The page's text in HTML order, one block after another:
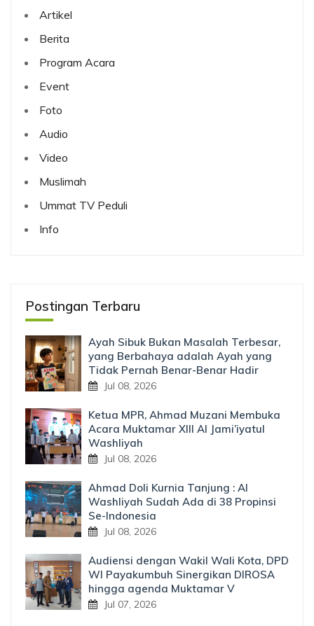
Artikel
Berita
Program Acara
Event
Foto
Audio
Video
Muslimah
Ummat TV Peduli
Info
Postingan Terbaru
Ayah Sibuk Bukan Masalah Terbesar,
yang Berbahaya adalah Ayah yang
Tidak Pernah Benar-Benar Hadir
Jul 08, 2026
Ketua MPR, Ahmad Muzani Membuka
Acara Muktamar XIII Al Jami’iyatul
Washliyah
Jul 08, 2026
Ahmad Doli Kurnia Tanjung : Al
Washliyah Sudah Ada di 38 Propinsi
Se-Indonesia
Jul 08, 2026
Audiensi dengan Wakil Wali Kota, DPD
WI Payakumbuh Sinergikan DIROSA
hingga agenda Muktamar V
Jul 07, 2026